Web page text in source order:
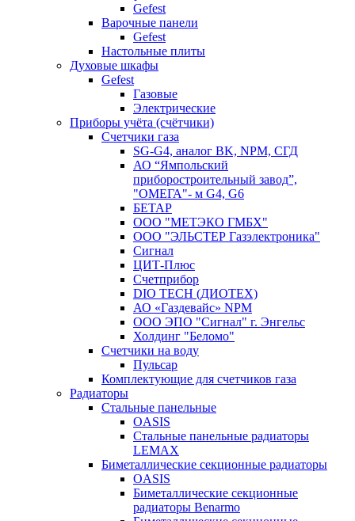
Gefest
Варочные панели
Gefest
Настольные плиты
Духовые шкафы
Gefest
Газовые
Электрические
Приборы учёта (счётчики)
Счетчики газа
SG-G4, аналог BK, NPM, СГД
АО “Ямпольский
приборостроительный завод”,
"ОМЕГА"- м G4, G6
БЕТАР
ООО "МЕТЭКО ГМБХ"
ООО "ЭЛЬСТЕР Газэлектроника"
Сигнал
ЦИТ-Плюс
Счетприбор
DIO TECH (ДИОТЕХ)
АО «Газдевайс» NPM
ООО ЭПО "Сигнал" г. Энгельс
Холдинг "Беломо"
Счетчики на воду
Пульсар
Комплектующие для счетчиков газа
Радиаторы
Стальные панельные
OASIS
Стальные панельные радиаторы
LEMAX
Биметаллические секционные радиаторы
OASIS
Биметаллические секционные
радиаторы Benarmo